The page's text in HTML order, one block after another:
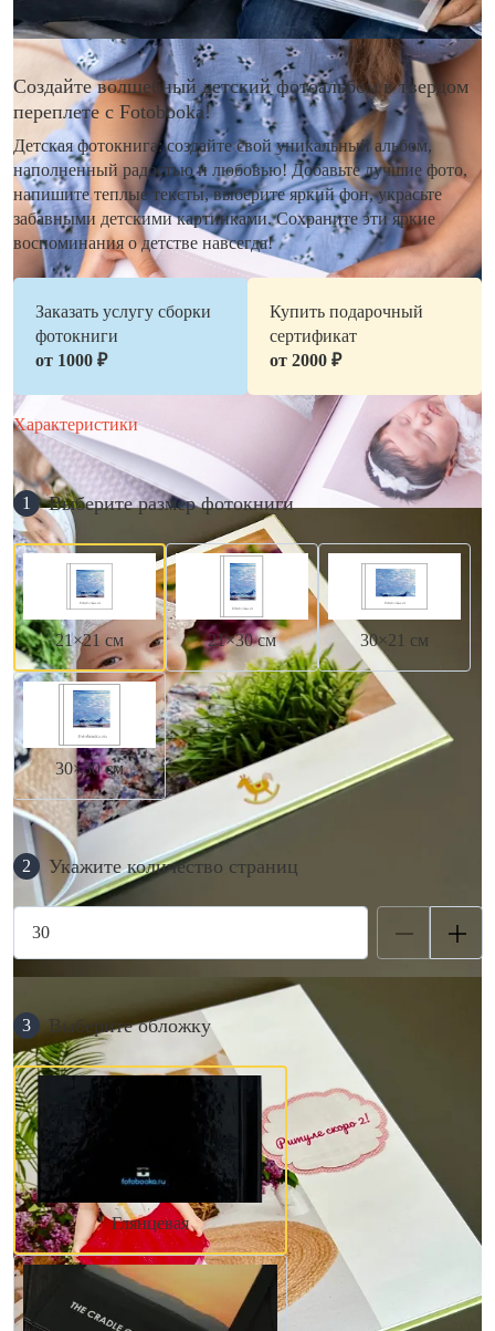
Создайте волшебный детский фотоальбом в твердом
переплете с Fotobooka!
Детская фотокнига: создайте свой уникальный альбом,
наполненный радостью и любовью! Добавьте лучшие фото,
напишите теплые тексты, выберите яркий фон, украсьте
забавными детскими картинками. Сохраните эти яркие
воспоминания о детстве навсегда!
Заказать услугу сборки
фотокниги
от 1000 ₽
Купить подарочный
сертификат
от 2000 ₽
Характеристики
1 Выберите размер фотокниги
21×21 см 21×30 см 30×21 см
30×30 см
2 Укажите количество страниц
3 Выберите обложку
Глянцевая